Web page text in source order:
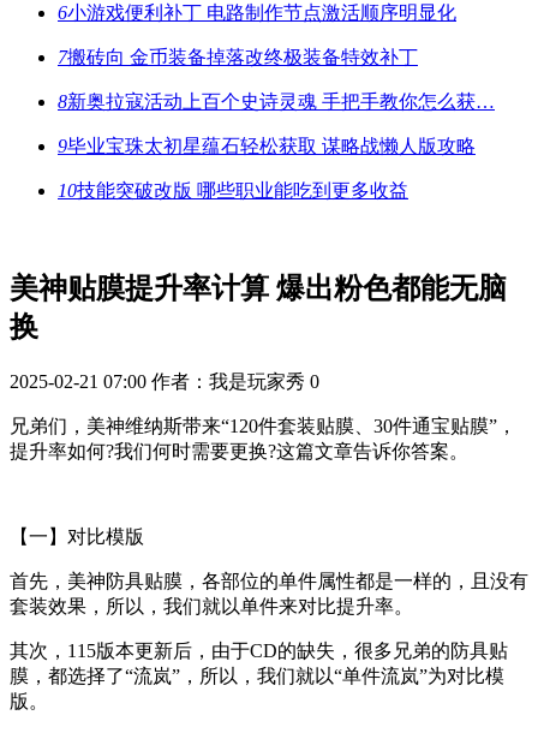
6小游戏便利补丁 电路制作节点激活顺序明显化
7搬砖向 金币装备掉落改终极装备特效补丁
8新奥拉寇活动上百个史诗灵魂 手把手教你怎么获…
9毕业宝珠太初星蕴石轻松获取 谋略战懒人版攻略
10技能突破改版 哪些职业能吃到更多收益
美神贴膜提升率计算 爆出粉色都能无脑
换
2025-02-21 07:00 作者：我是玩家秀 0
兄弟们，美神维纳斯带来“120件套装贴膜、30件通宝贴膜”，
提升率如何?我们何时需要更换?这篇文章告诉你答案。
【一】对比模版
首先，美神防具贴膜，各部位的单件属性都是一样的，且没有
套装效果，所以，我们就以单件来对比提升率。
其次，115版本更新后，由于CD的缺失，很多兄弟的防具贴
膜，都选择了“流岚”，所以，我们就以“单件流岚”为对比模
版。